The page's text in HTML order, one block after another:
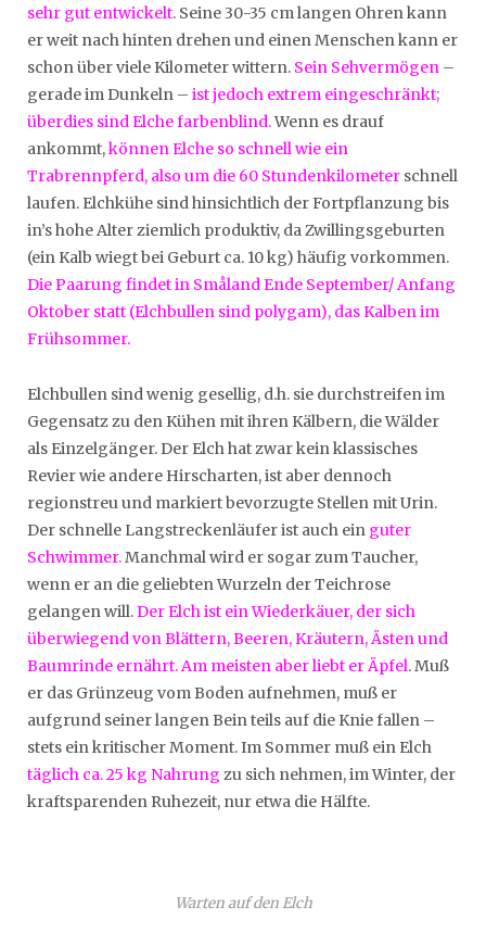
sehr gut entwickelt. Seine 30-35 cm langen Ohren kann
er weit nach hinten drehen und einen Menschen kann er
schon über viele Kilometer wittern. Sein Sehvermögen –
gerade im Dunkeln – ist jedoch extrem eingeschränkt;
überdies sind Elche farbenblind.Wenn es drauf
ankommt,können Elche so schnell wie ein
Trabrennpferd, also um die 60 Stundenkilometer schnell
laufen. Elchkühe sind hinsichtlich der Fortpflanzung bis
in’s hohe Alter ziemlich produktiv, da Zwillingsgeburten
(ein Kalb wiegt bei Geburt ca. 10 kg) häufig vorkommen.
Die Paarung findet in Småland Ende September/ Anfang
Oktober statt (Elchbullen sind polygam), das Kalben im
Frühsommer.
Elchbullen sind wenig gesellig, d.h. sie durchstreifen im
Gegensatz zu den Kühen mit ihren Kälbern, die Wälder
als Einzelgänger. Der Elch hat zwar kein klassisches
Revier wie andere Hirscharten, ist aber dennoch
regionstreu und markiert bevorzugte Stellen mit Urin.
Der schnelle Langstreckenläufer ist auch ein guter
Schwimmer.Manchmal wird er sogar zum Taucher,
wenn er an die geliebten Wurzeln der Teichrose
gelangen will.Der Elch ist ein Wiederkäuer, der sich
überwiegend von Blättern, Beeren, Kräutern, Ästen und
Baumrinde ernährt. Am meisten aber liebt er Äpfel. Muß
er das Grünzeug vom Boden aufnehmen, muß er
aufgrund seiner langen Bein teils auf die Knie fallen –
stets ein kritischer Moment. Im Sommer muß ein Elch
täglich ca. 25 kg Nahrung zu sich nehmen, im Winter, der
kraftsparenden Ruhezeit, nur etwa die Hälfte.
Warten auf den Elch